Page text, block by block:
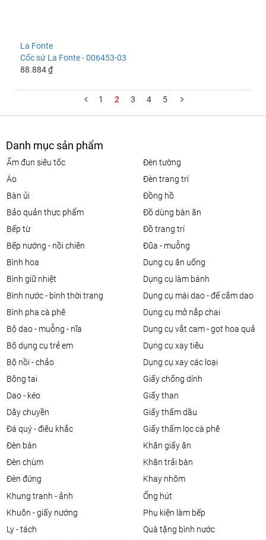
La Fonte
Cốc sứ La Fonte - 006453-03
88.884 ₫
1 2 3 4 5
Danh mục sản phẩm
ấm đun siêu tốc
áo
bàn ủi
bảo quản thực phẩm
bếp từ
bếp nướng - nồi chiên
bình hoa
bình giữ nhiệt
bình nước - bình thời trang
bình pha cà phê
bộ dao - muỗng - nĩa
bộ dụng cụ trẻ em
bộ nồi - chảo
bông tai
dao - kéo
dây chuyền
đá quý - điêu khắc
đèn bàn
đèn chùm
đèn đứng
đèn tường
đèn trang trí
đồng hồ
đồ dùng bàn ăn
đồ trang trí
đũa - muỗng
dụng cụ ăn uống
dụng cụ làm bánh
dụng cụ mài dao - đế cắm dao
dụng cụ mở nắp chai
dụng cụ vắt cam - gọt hoa quả
dụng cụ xay tiêu
dụng cụ xay các loại
giấy chống dính
giấy than
giấy thấm dầu
giấy thấm lọc cà phê
khăn giấy ăn
khăn trải bàn
khay nhôm
khung tranh - ảnh
khuôn - giấy nướng
ly - tách
ống hút
phụ kiện làm bếp
quà tặng bình nước